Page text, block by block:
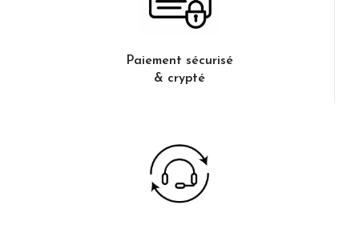
Paiement sécurisé
& crypté